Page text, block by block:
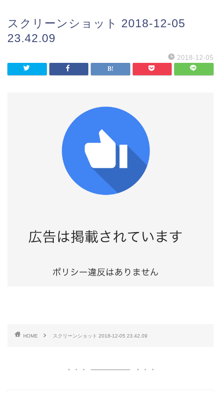
スクリーンショット 2018-12-05
23.42.09
2018-12-05
HOME スクリーンショット 2018-12-05 23.42.09